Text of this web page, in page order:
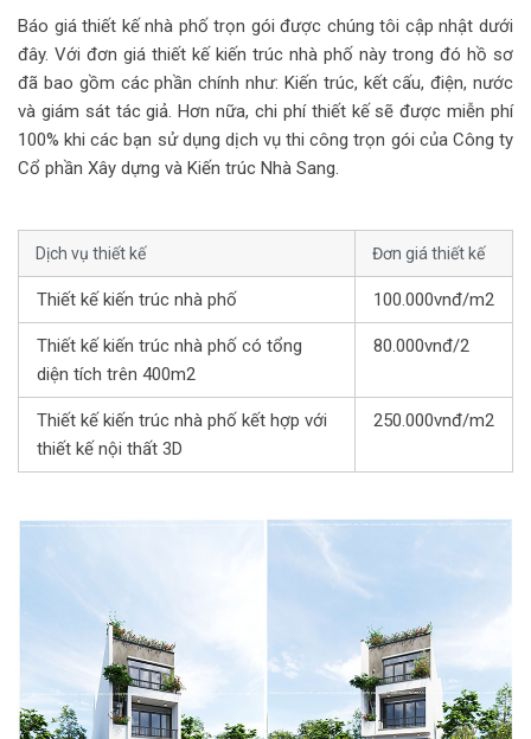
Báo giá thiết kế nhà phố trọn gói được chúng tôi cập nhật dưới
đây. Với đơn giá thiết kế kiến trúc nhà phố này trong đó hồ sơ
đã bao gồm các phần chính như: Kiến trúc, kết cấu, điện, nước
và giám sát tác giả. Hơn nữa, chi phí thiết kế sẽ được miễn phí
100% khi các bạn sử dụng dịch vụ thi công trọn gói của Công ty
Cổ phần Xây dựng và Kiến trúc Nhà Sang.
Dịch vụ thiết kế Đơn giá thiết kế
Thiết kế kiến trúc nhà phố 100.000vnđ/m2
Thiết kế kiến trúc nhà phố có tổng
diện tích trên 400m2
80.000vnđ/2
Thiết kế kiến trúc nhà phố kết hợp với
thiết kế nội thất 3D
250.000vnđ/m2